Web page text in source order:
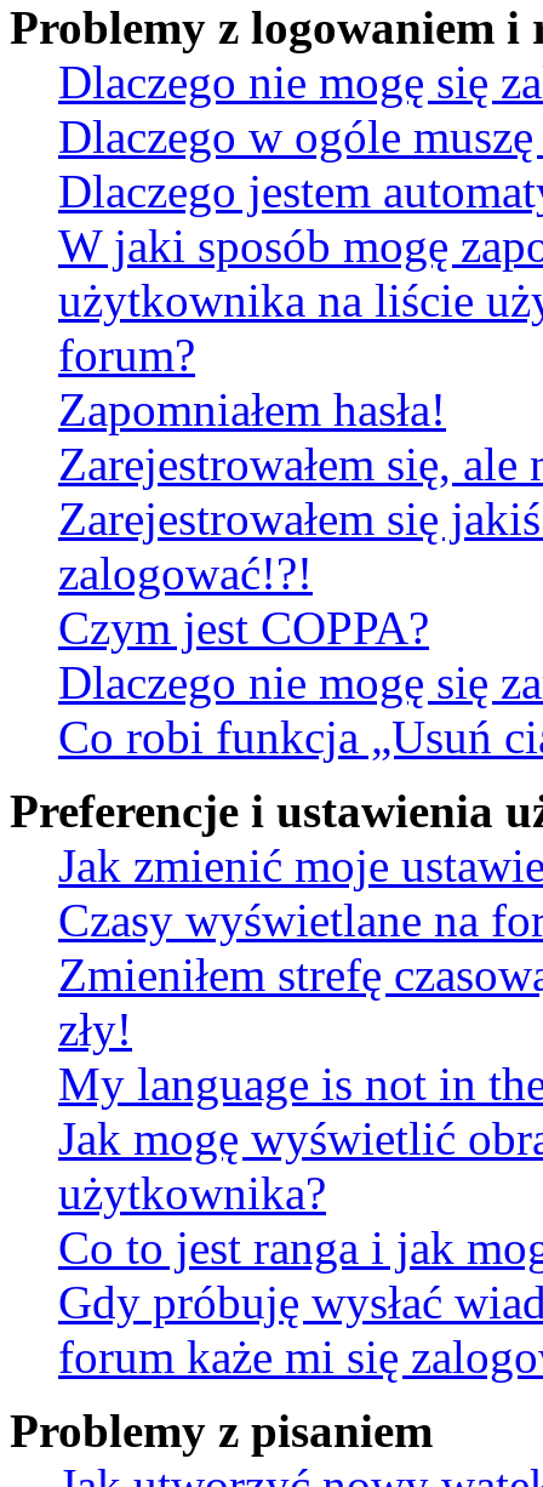
Problemy z logowaniem i
Dlaczego nie mogę się
Dlaczego w ogóle
Dlaczego jestem
W jaki sposób mogę
użytkownika na liście
forum?
Zapomniałem hasła!
Zarejestrowałem się,
Zarejestrowałem się
zalogować!?!
Czym jest COPPA?
Dlaczego nie mogę się
Co robi funkcja „Usuń
Preferencje i ustawienia
Jak zmienić moje
Czasy wyświetlane na
Zmieniłem strefę
zły!
My language is not in
Jak mogę wyświetlić
użytkownika?
Co to jest ranga i jak
Gdy próbuję wysłać
forum każe mi się
Problemy z pisaniem